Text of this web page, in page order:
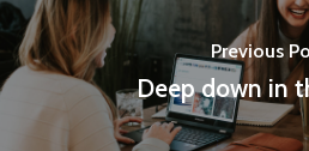
Previous
Deep down in